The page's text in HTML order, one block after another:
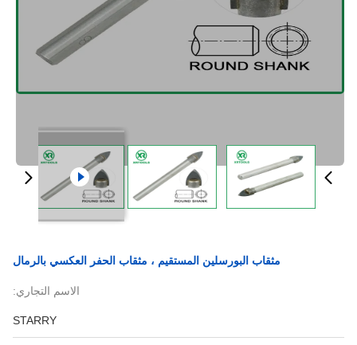
مثقاب البورسلين المستقيم ، مثقاب الحفر العكسي بالرمال
الاسم التجاري:
STARRY